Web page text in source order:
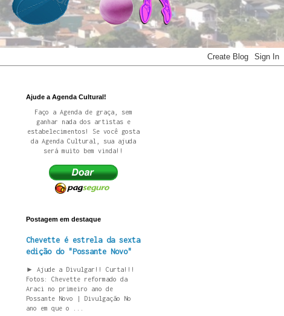
Ajude a Agenda Cultural!
Faço a Agenda de graça, sem
ganhar nada dos artistas e
estabelecimentos! Se você gosta
da Agenda Cultural, sua ajuda
será muito bem vinda!!
Postagem em destaque
Chevette é estrela da sexta
edição do "Possante Novo"
► Ajude a Divulgar!! Curta!!!
Fotos: Chevette reformado da
Araci no primeiro ano de
Possante Novo | Divulgação No
ano em que o ...